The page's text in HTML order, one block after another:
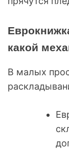
какой
В малых